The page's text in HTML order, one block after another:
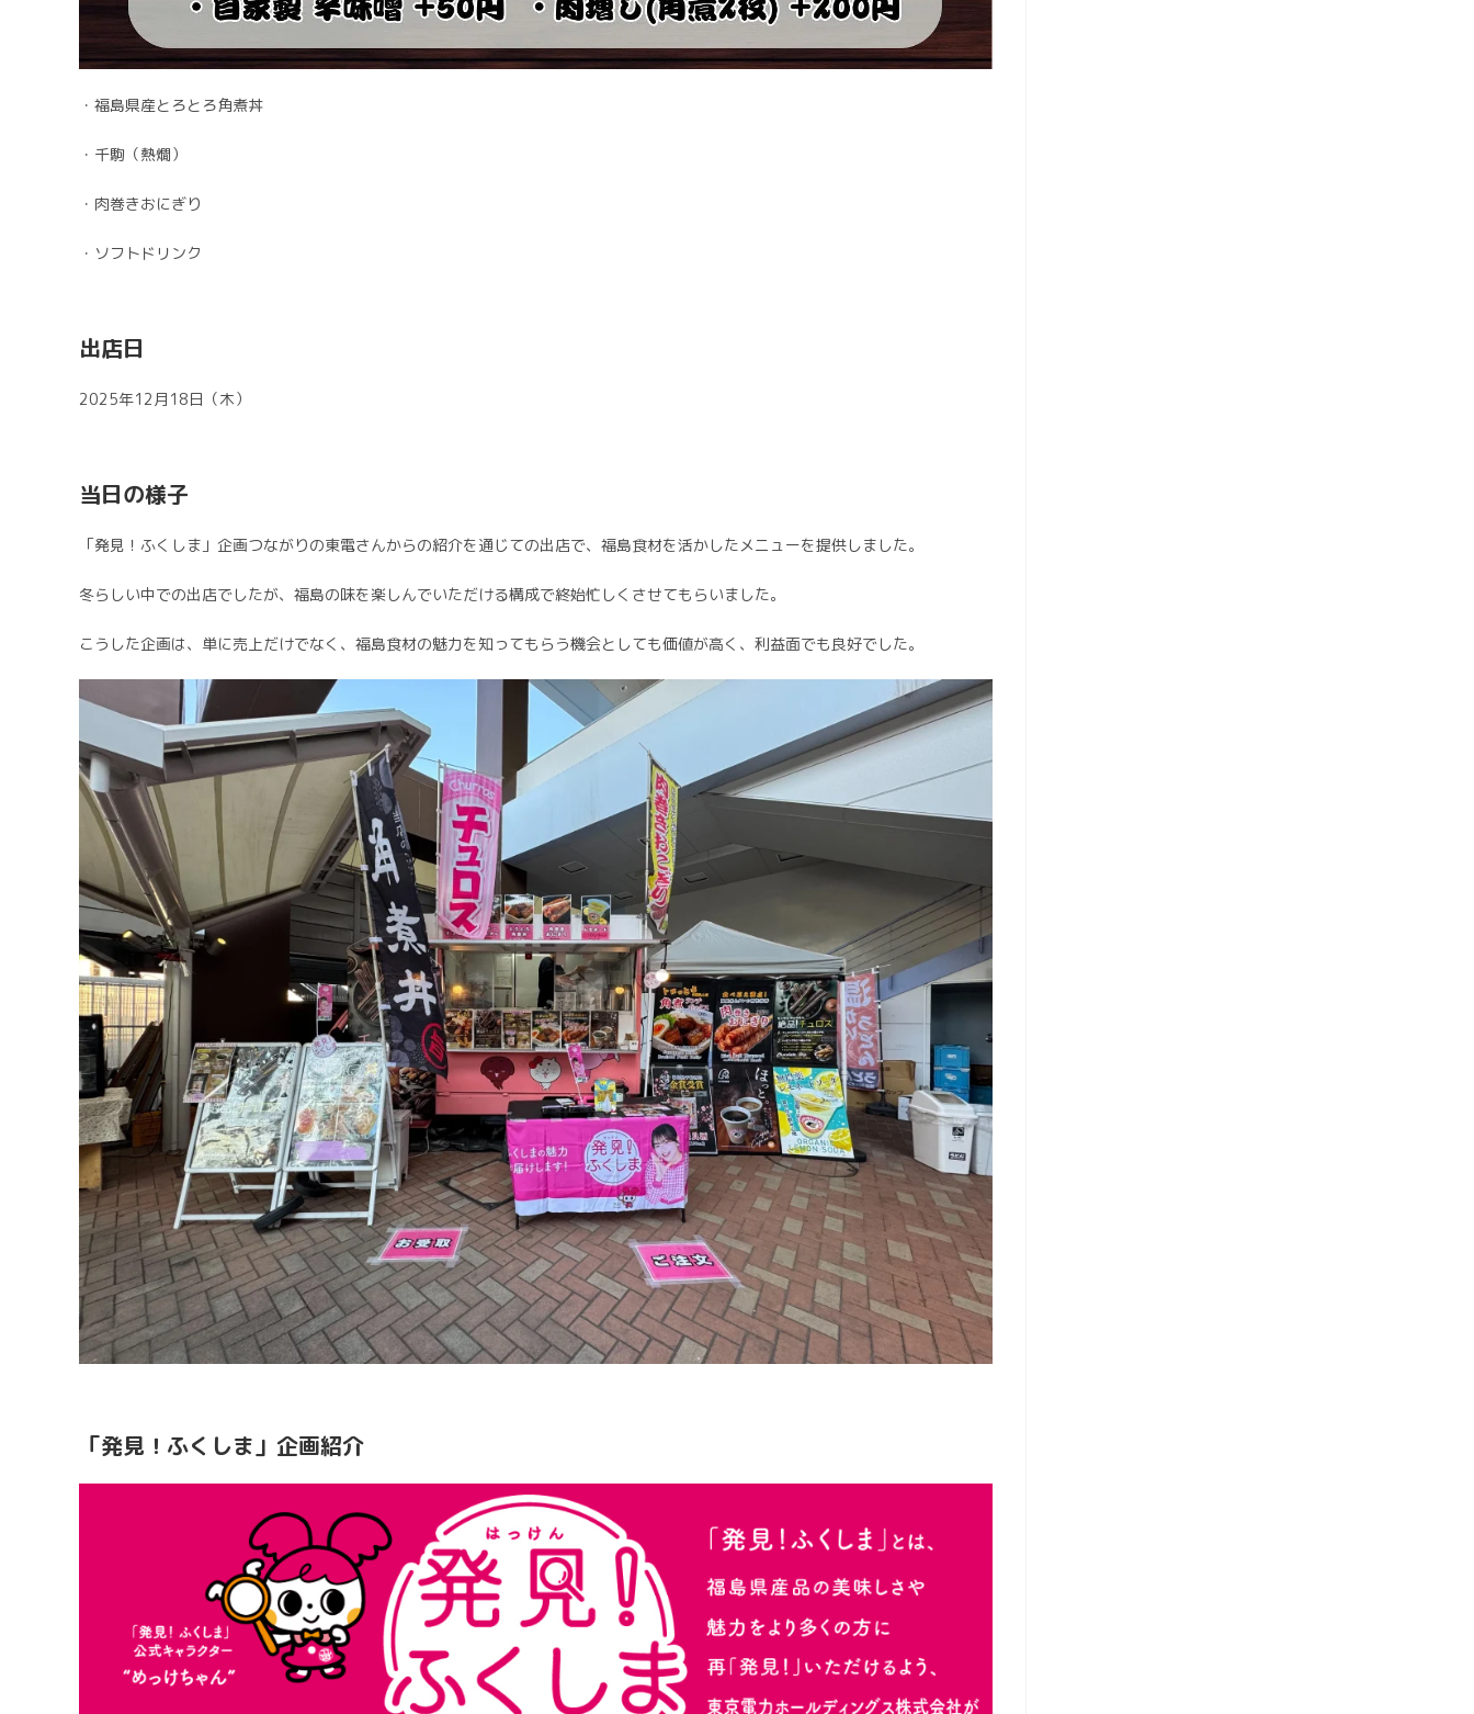
・福島県産とろとろ角煮丼
・千駒（熱燗）
・肉巻きおにぎり
・ソフトドリンク
出店日
2025年12月18日（木）
当日の様子
「発見！ふくしま」企画つながりの東電さんからの紹介を通じての出店で、福島食材を活かしたメニューを提供しました。
冬らしい中での出店でしたが、福島の味を楽しんでいただける構成で終始忙しくさせてもらいました。
こうした企画は、単に売上だけでなく、福島食材の魅力を知ってもらう機会としても価値が高く、利益面でも良好でした。
「発見！ふくしま」企画紹介